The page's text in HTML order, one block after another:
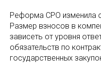
Реформа СРО изменила
Размер взносов в
зависеть от уровня
обязательств по
государственных